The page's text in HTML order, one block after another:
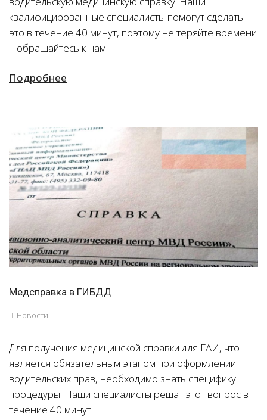
квалифицированные специалисты помогут сделать
это в течение 40 минут, поэтому не теряйте времени
– обращайтесь к нам!
Подробнее
Медсправка в ГИБДД
Новости
Для получения медицинской справки для ГАИ, что
является обязательным этапом при оформлении
водительских прав, необходимо знать специфику
процедуры. Наши специалисты решат этот вопрос в
течение 40 минут.